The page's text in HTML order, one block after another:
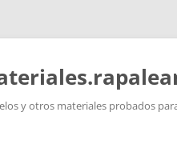
y otros materiales probados